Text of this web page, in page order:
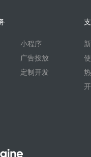
小程序
广告投放
定制开发